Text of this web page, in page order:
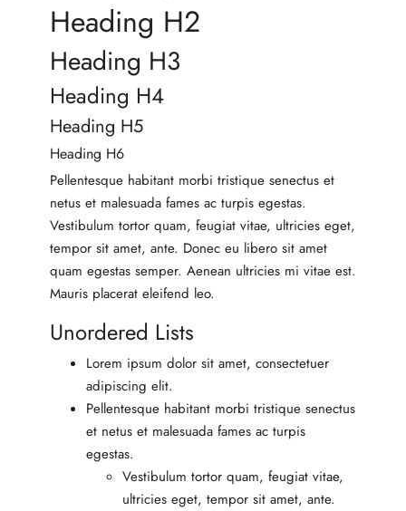
Heading H2
Heading H3
Heading H4
Heading H5
Heading H6
Pellentesque habitant morbi tristique senectus et
netus et malesuada fames ac turpis egestas.
Vestibulum tortor quam, feugiat vitae, ultricies eget,
tempor sit amet, ante. Donec eu libero sit amet
quam egestas semper. Aenean ultricies mi vitae est.
Mauris placerat eleifend leo.
Unordered Lists
Lorem ipsum dolor sit amet, consectetuer
adipiscing elit.
Pellentesque habitant morbi tristique senectus
et netus et malesuada fames ac turpis
egestas.
Vestibulum tortor quam, feugiat vitae,
ultricies eget, tempor sit amet, ante.